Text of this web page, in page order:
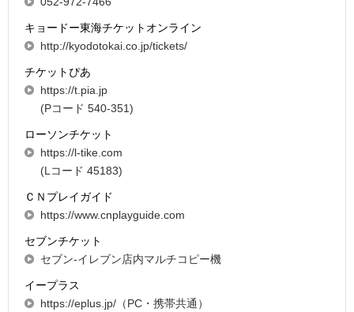
キョードー東海チケットオンライン
http://kyodotokai.co.jp/tickets/
チケットぴあ
https://t.pia.jp
(Pコード 540-351)
ローソンチケット
https://l-tike.com
(Lコード 45183)
ＣＮプレイガイド
https://www.cnplayguide.com
セブンチケット
セブン-イレブン店内マルチコピー機
イープラス
https://eplus.jp/（PC・携帯共通）